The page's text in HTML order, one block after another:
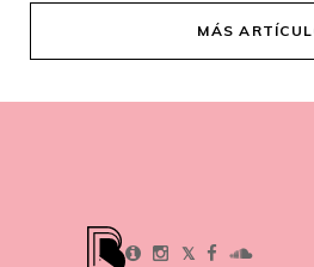
MÁS
𝕏